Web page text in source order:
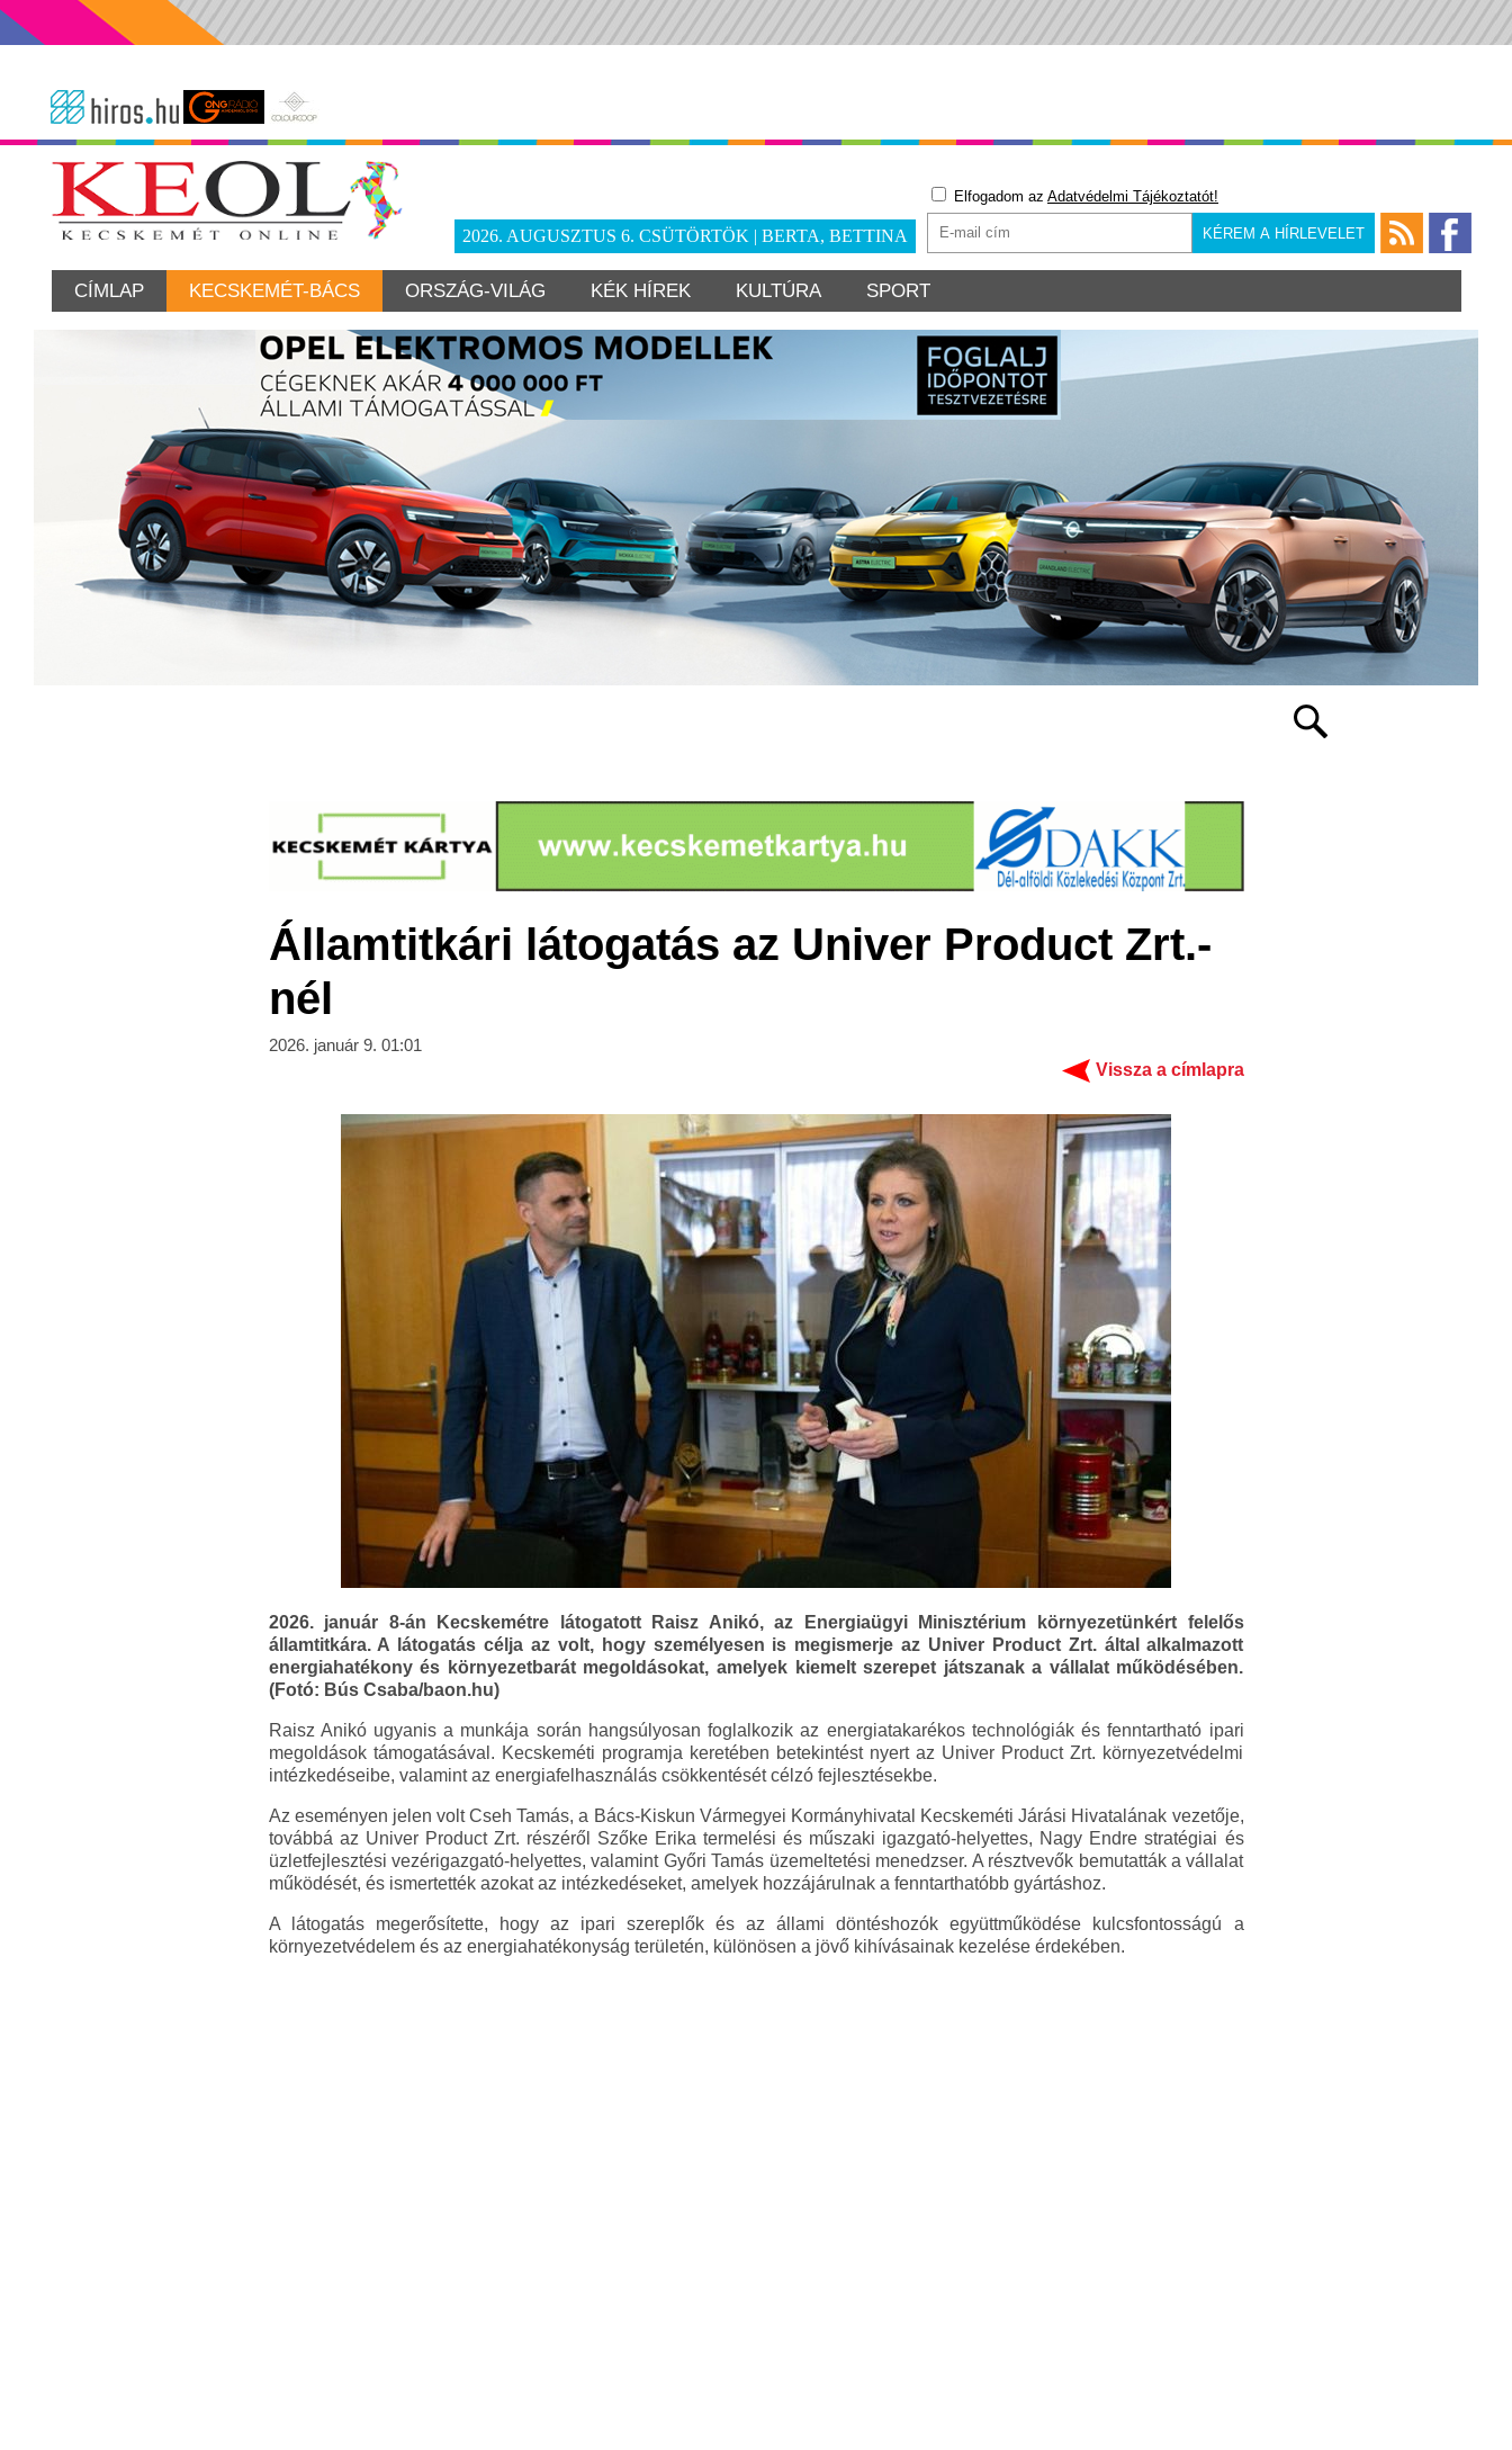
2026. AUGUSZTUS 6. CSÜTÖRTÖK | BERTA, BETTINA
Elfogadom az Adatvédelmi Tájékoztatót!
CÍMLAP KECSKEMÉT-BÁCS ORSZÁG-VILÁG KÉK HÍREK KULTÚRA SPORT
Államtitkári látogatás az Univer Product Zrt.-
nél
2026. január 9. 01:01
Vissza a címlapra
2026. január 8-án Kecskemétre látogatott Raisz Anikó, az Energiaügyi Minisztérium környezetünkért felelős
államtitkára. A látogatás célja az volt, hogy személyesen is megismerje az Univer Product Zrt. által alkalmazott
energiahatékony és környezetbarát megoldásokat, amelyek kiemelt szerepet játszanak a vállalat működésében.
(Fotó: Bús Csaba/baon.hu)
Raisz Anikó ugyanis a munkája során hangsúlyosan foglalkozik az energiatakarékos technológiák és fenntartható ipari
megoldások támogatásával. Kecskeméti programja keretében betekintést nyert az Univer Product Zrt. környezetvédelmi
intézkedéseibe, valamint az energiafelhasználás csökkentését célzó fejlesztésekbe.
Az eseményen jelen volt Cseh Tamás, a Bács-Kiskun Vármegyei Kormányhivatal Kecskeméti Járási Hivatalának vezetője,
továbbá az Univer Product Zrt. részéről Szőke Erika termelési és műszaki igazgató-helyettes, Nagy Endre stratégiai és
üzletfejlesztési vezérigazgató-helyettes, valamint Győri Tamás üzemeltetési menedzser. A résztvevők bemutatták a vállalat
működését, és ismertették azokat az intézkedéseket, amelyek hozzájárulnak a fenntarthatóbb gyártáshoz.
A látogatás megerősítette, hogy az ipari szereplők és az állami döntéshozók együttműködése kulcsfontosságú a
környezetvédelem és az energiahatékonyság területén, különösen a jövő kihívásainak kezelése érdekében.